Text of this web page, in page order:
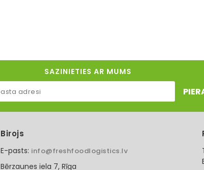
SAZINIETIES AR MUMS
Birojs
E-pasts: info@freshfoodlogistics.lv
Bērzaunes iela 7, Rīga